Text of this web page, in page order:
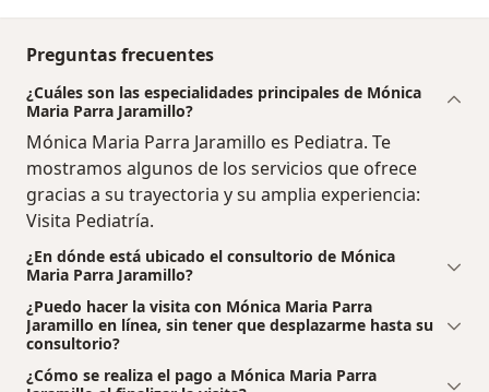
Preguntas frecuentes
¿Cuáles son las especialidades principales de Mónica
Maria Parra Jaramillo?
Mónica Maria Parra Jaramillo es Pediatra. Te
mostramos algunos de los servicios que ofrece
gracias a su trayectoria y su amplia experiencia:
Visita Pediatría.
¿En dónde está ubicado el consultorio de Mónica
Maria Parra Jaramillo?
¿Puedo hacer la visita con Mónica Maria Parra
Jaramillo en línea, sin tener que desplazarme hasta su
consultorio?
¿Cómo se realiza el pago a Mónica Maria Parra